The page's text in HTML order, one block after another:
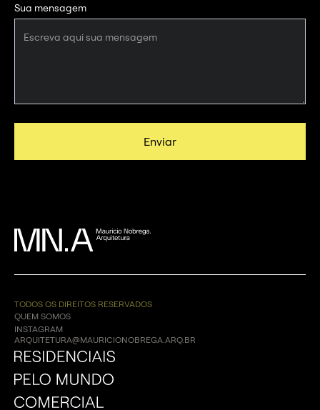
Sua mensagem
TODOS OS DIREITOS RESERVADOS
QUEM SOMOS
INSTAGRAM
ARQUITETURA@MAURICIONOBREGA.ARQ.BR